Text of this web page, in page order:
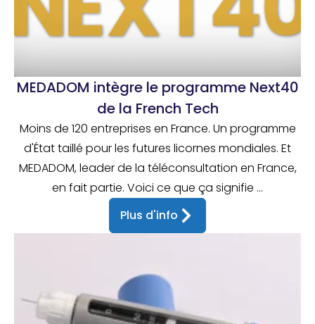
MEDADOM intègre le programme Next40
de la French Tech
Moins de 120 entreprises en France. Un programme
d'État taillé pour les futures licornes mondiales. Et
MEDADOM, leader de la téléconsultation en France,
en fait partie. Voici ce que ça signifie ...
Plus d'info